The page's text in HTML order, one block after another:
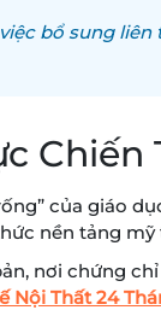
bổ sung
Chiến
của giáo
nền tảng
nơi chứng
Nội Thất 24